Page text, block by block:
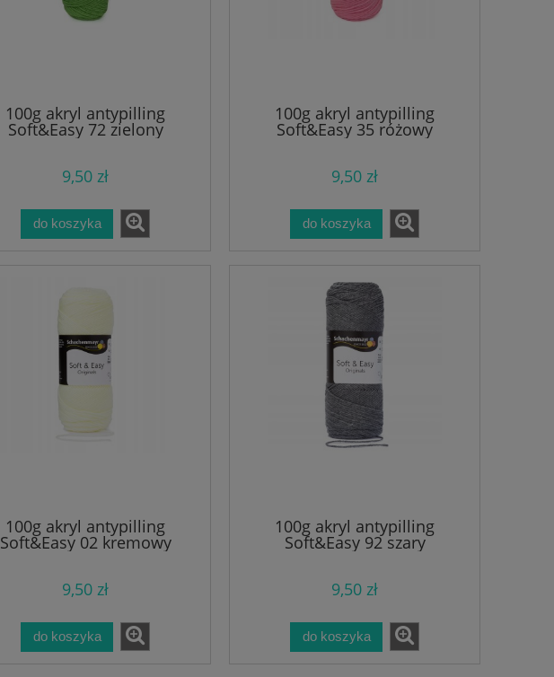
100g akryl antypilling
Soft&Easy 72 zielony
9,50 zł
do koszyka
100g akryl antypilling
Soft&Easy 35 różowy
9,50 zł
do koszyka
100g akryl antypilling
Soft&Easy 02 kremowy
9,50 zł
do koszyka
100g akryl antypilling
Soft&Easy 92 szary
9,50 zł
do koszyka